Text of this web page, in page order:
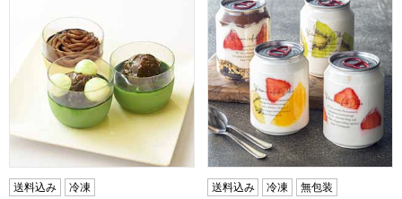
送料込み 冷凍 送料込み 冷凍 無包装